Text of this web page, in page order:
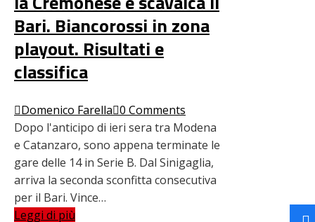
Bari. Biancorossi in zona
playout. Risultati e
classifica
Domenico Farella 0 Comments
Dopo l'anticipo di ieri sera tra Modena
e Catanzaro, sono appena terminate le
gare delle 14 in Serie B. Dal Sinigaglia,
arriva la seconda sconfitta consecutiva
per il Bari. Vince…
Leggi di più